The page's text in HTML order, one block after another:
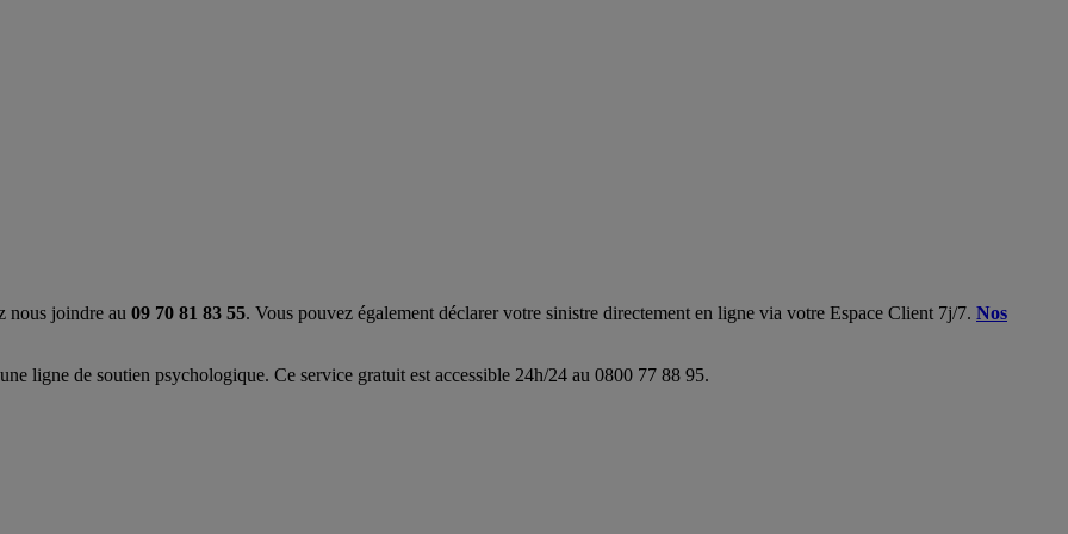
nous joindre au 09 70 81 83 55. Vous pouvez également déclarer votre sinistre directement en ligne via votre Espace Client 7j/7. Nos
ligne de soutien psychologique. Ce service gratuit est accessible 24h/24 au 0800 77 88 95.